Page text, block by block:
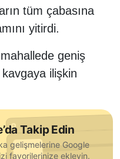
tüm çabasına
yitirdi.
geniş
ilişkin
Takip Edin
gelişmelerine Google
favorilerinize ekleyin.